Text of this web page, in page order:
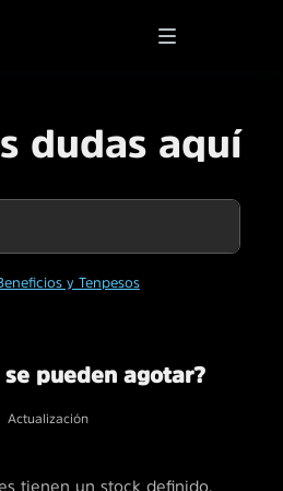
dudas aquí
y Tenpesos
se pueden agotar?
Actualización
tienen un stock definido.